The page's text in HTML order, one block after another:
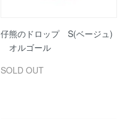
仔熊のドロップ S(ベージュ)
オルゴール
SOLD OUT